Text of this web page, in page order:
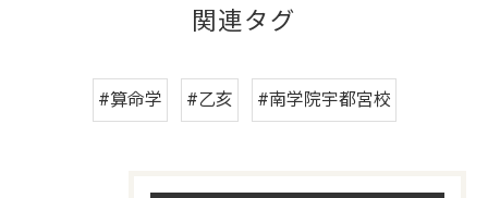
関連タグ
#算命学 #乙亥 #南学院宇都宮校